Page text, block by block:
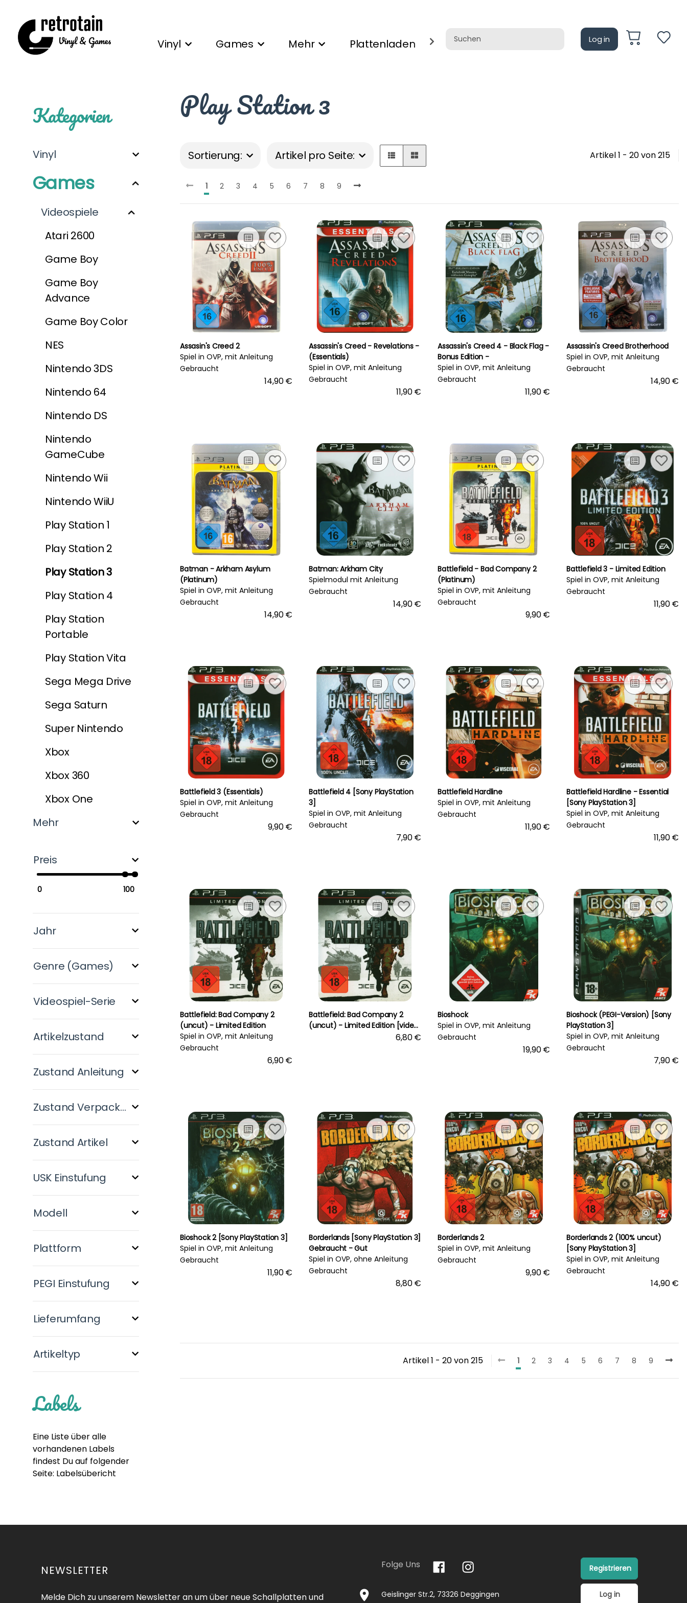
Log in
Vinyl Games Mehr Plattenladen Ankauf
Play Station 3
Sortierung: Artikel pro Seite: Artikel 1 - 20 von 215
1 2 3 4 5 6 7 8 9
Assasin's Creed 2
Spiel in OVP, mit Anleitung
Gebraucht
14,90 €
Assassin's Creed - Revelations -
(Essentials)
Spiel in OVP, mit Anleitung
Gebraucht
11,90 €
Assassin's Creed 4 - Black Flag -
Bonus Edition -
Spiel in OVP, mit Anleitung
Gebraucht
11,90 €
Assassin's Creed Brotherhood
Spiel in OVP, mit Anleitung
Gebraucht
14,90 €
Batman - Arkham Asylum
(Platinum)
Spiel in OVP, mit Anleitung
Gebraucht
14,90 €
Batman: Arkham City
Spielmodul mit Anleitung
Gebraucht
14,90 €
Battlefield - Bad Company 2
(Platinum)
Spiel in OVP, mit Anleitung
Gebraucht
9,90 €
Battlefield 3 - Limited Edition
Spiel in OVP, mit Anleitung
Gebraucht
11,90 €
Battlefield 3 (Essentials)
Spiel in OVP, mit Anleitung
Gebraucht
9,90 €
Battlefield 4 [Sony PlayStation
3]
Spiel in OVP, mit Anleitung
Gebraucht
7,90 €
Battlefield Hardline
Spiel in OVP, mit Anleitung
Gebraucht
11,90 €
Battlefield Hardline - Essential
[Sony PlayStation 3]
Spiel in OVP, mit Anleitung
Gebraucht
11,90 €
Battlefield: Bad Company 2
(uncut) - Limited Edition
Spiel in OVP, mit Anleitung
Gebraucht
6,90 €
Battlefield: Bad Company 2
(uncut) - Limited Edition [video
6,80 €
Bioshock
Spiel in OVP, mit Anleitung
Gebraucht
19,90 €
Bioshock (PEGI-Version) [Sony
PlayStation 3]
Spiel in OVP, mit Anleitung
Gebraucht
7,90 €
Bioshock 2 [Sony PlayStation 3]
Spiel in OVP, mit Anleitung
Gebraucht
11,90 €
Borderlands [Sony PlayStation 3]
Gebraucht - Gut
Spiel in OVP, ohne Anleitung
Gebraucht
8,80 €
Borderlands 2
Spiel in OVP, mit Anleitung
Gebraucht
9,90 €
Borderlands 2 (100% uncut)
[Sony PlayStation 3]
Spiel in OVP, mit Anleitung
Gebraucht
14,90 €
Artikel 1 - 20 von 215 1 2 3 4 5 6 7 8 9
Kategorien
Vinyl
Games
Videospiele
Atari 2600
Game Boy
Game Boy
Advance
Game Boy Color
NES
Nintendo 3DS
Nintendo 64
Nintendo DS
Nintendo
GameCube
Nintendo Wii
Nintendo WiiU
Play Station 1
Play Station 2
Play Station 3
Play Station 4
Play Station
Portable
Play Station Vita
Sega Mega Drive
Sega Saturn
Super Nintendo
Xbox
Xbox 360
Xbox One
Mehr
Preis
Jahr
Genre (Games)
Videospiel-Serie
Artikelzustand
Zustand Anleitung
Zustand Verpackung
Zustand Artikel
USK Einstufung
Modell
Plattform
PEGI Einstufung
Lieferumfang
Artikeltyp
Labels
Eine Liste über alle
vorhandenen Labels
findest Du auf folgender
Seite: Labelsübericht
NEWSLETTER
Melde Dich zu unserem Newsletter an um über neue Schallplatten und
Folge Uns
Geislinger Str.2, 73326 Deggingen
Registrieren
Log in